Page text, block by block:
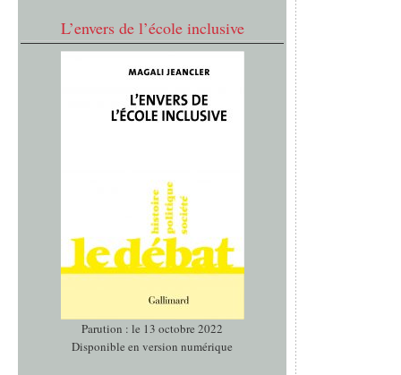
L’envers de l’école inclusive
Parution : le 13 octobre 2022
Disponible en version numérique